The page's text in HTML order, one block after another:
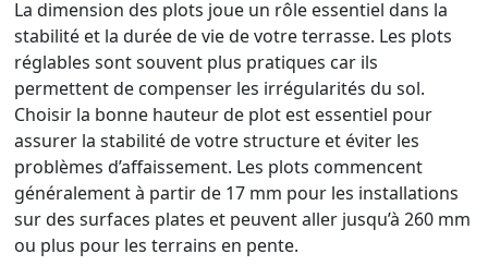
La dimension des plots joue un rôle essentiel dans la
stabilité et la durée de vie de votre terrasse. Les plots
réglables sont souvent plus pratiques car ils
permettent de compenser les irrégularités du sol.
Choisir la bonne hauteur de plot est essentiel pour
assurer la stabilité de votre structure et éviter les
problèmes d’affaissement. Les plots commencent
généralement à partir de 17 mm pour les installations
sur des surfaces plates et peuvent aller jusqu’à 260 mm
ou plus pour les terrains en pente.